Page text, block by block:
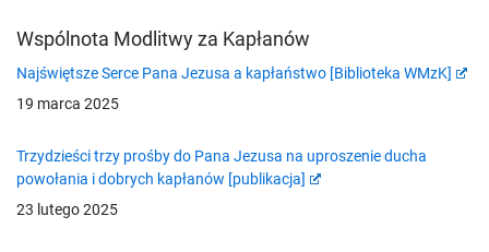
Wspólnota Modlitwy za Kapłanów
Najświętsze Serce Pana Jezusa a kapłaństwo [Biblioteka WMzK]
19 marca 2025
Trzydzieści trzy prośby do Pana Jezusa na uproszenie ducha
powołania i dobrych kapłanów [publikacja]
23 lutego 2025